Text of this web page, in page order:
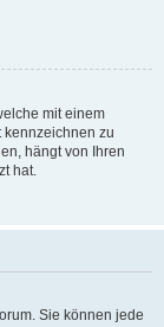
mit einem
kennzeichnen zu
hängt von Ihren
hat.
Sie können jede